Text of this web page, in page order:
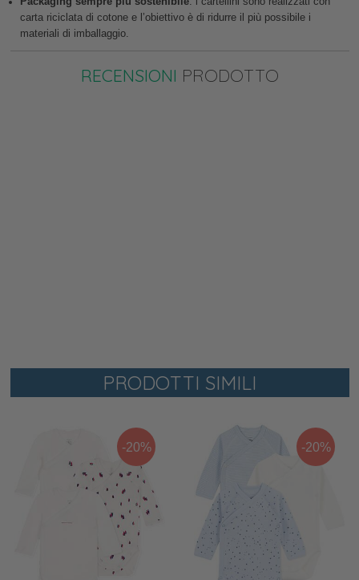
carta riciclata di cotone e l’obiettivo è di ridurre il più possibile i
materiali di imballaggio.
RECENSIONI PRODOTTO
PRODOTTI SIMILI
-20% -20%